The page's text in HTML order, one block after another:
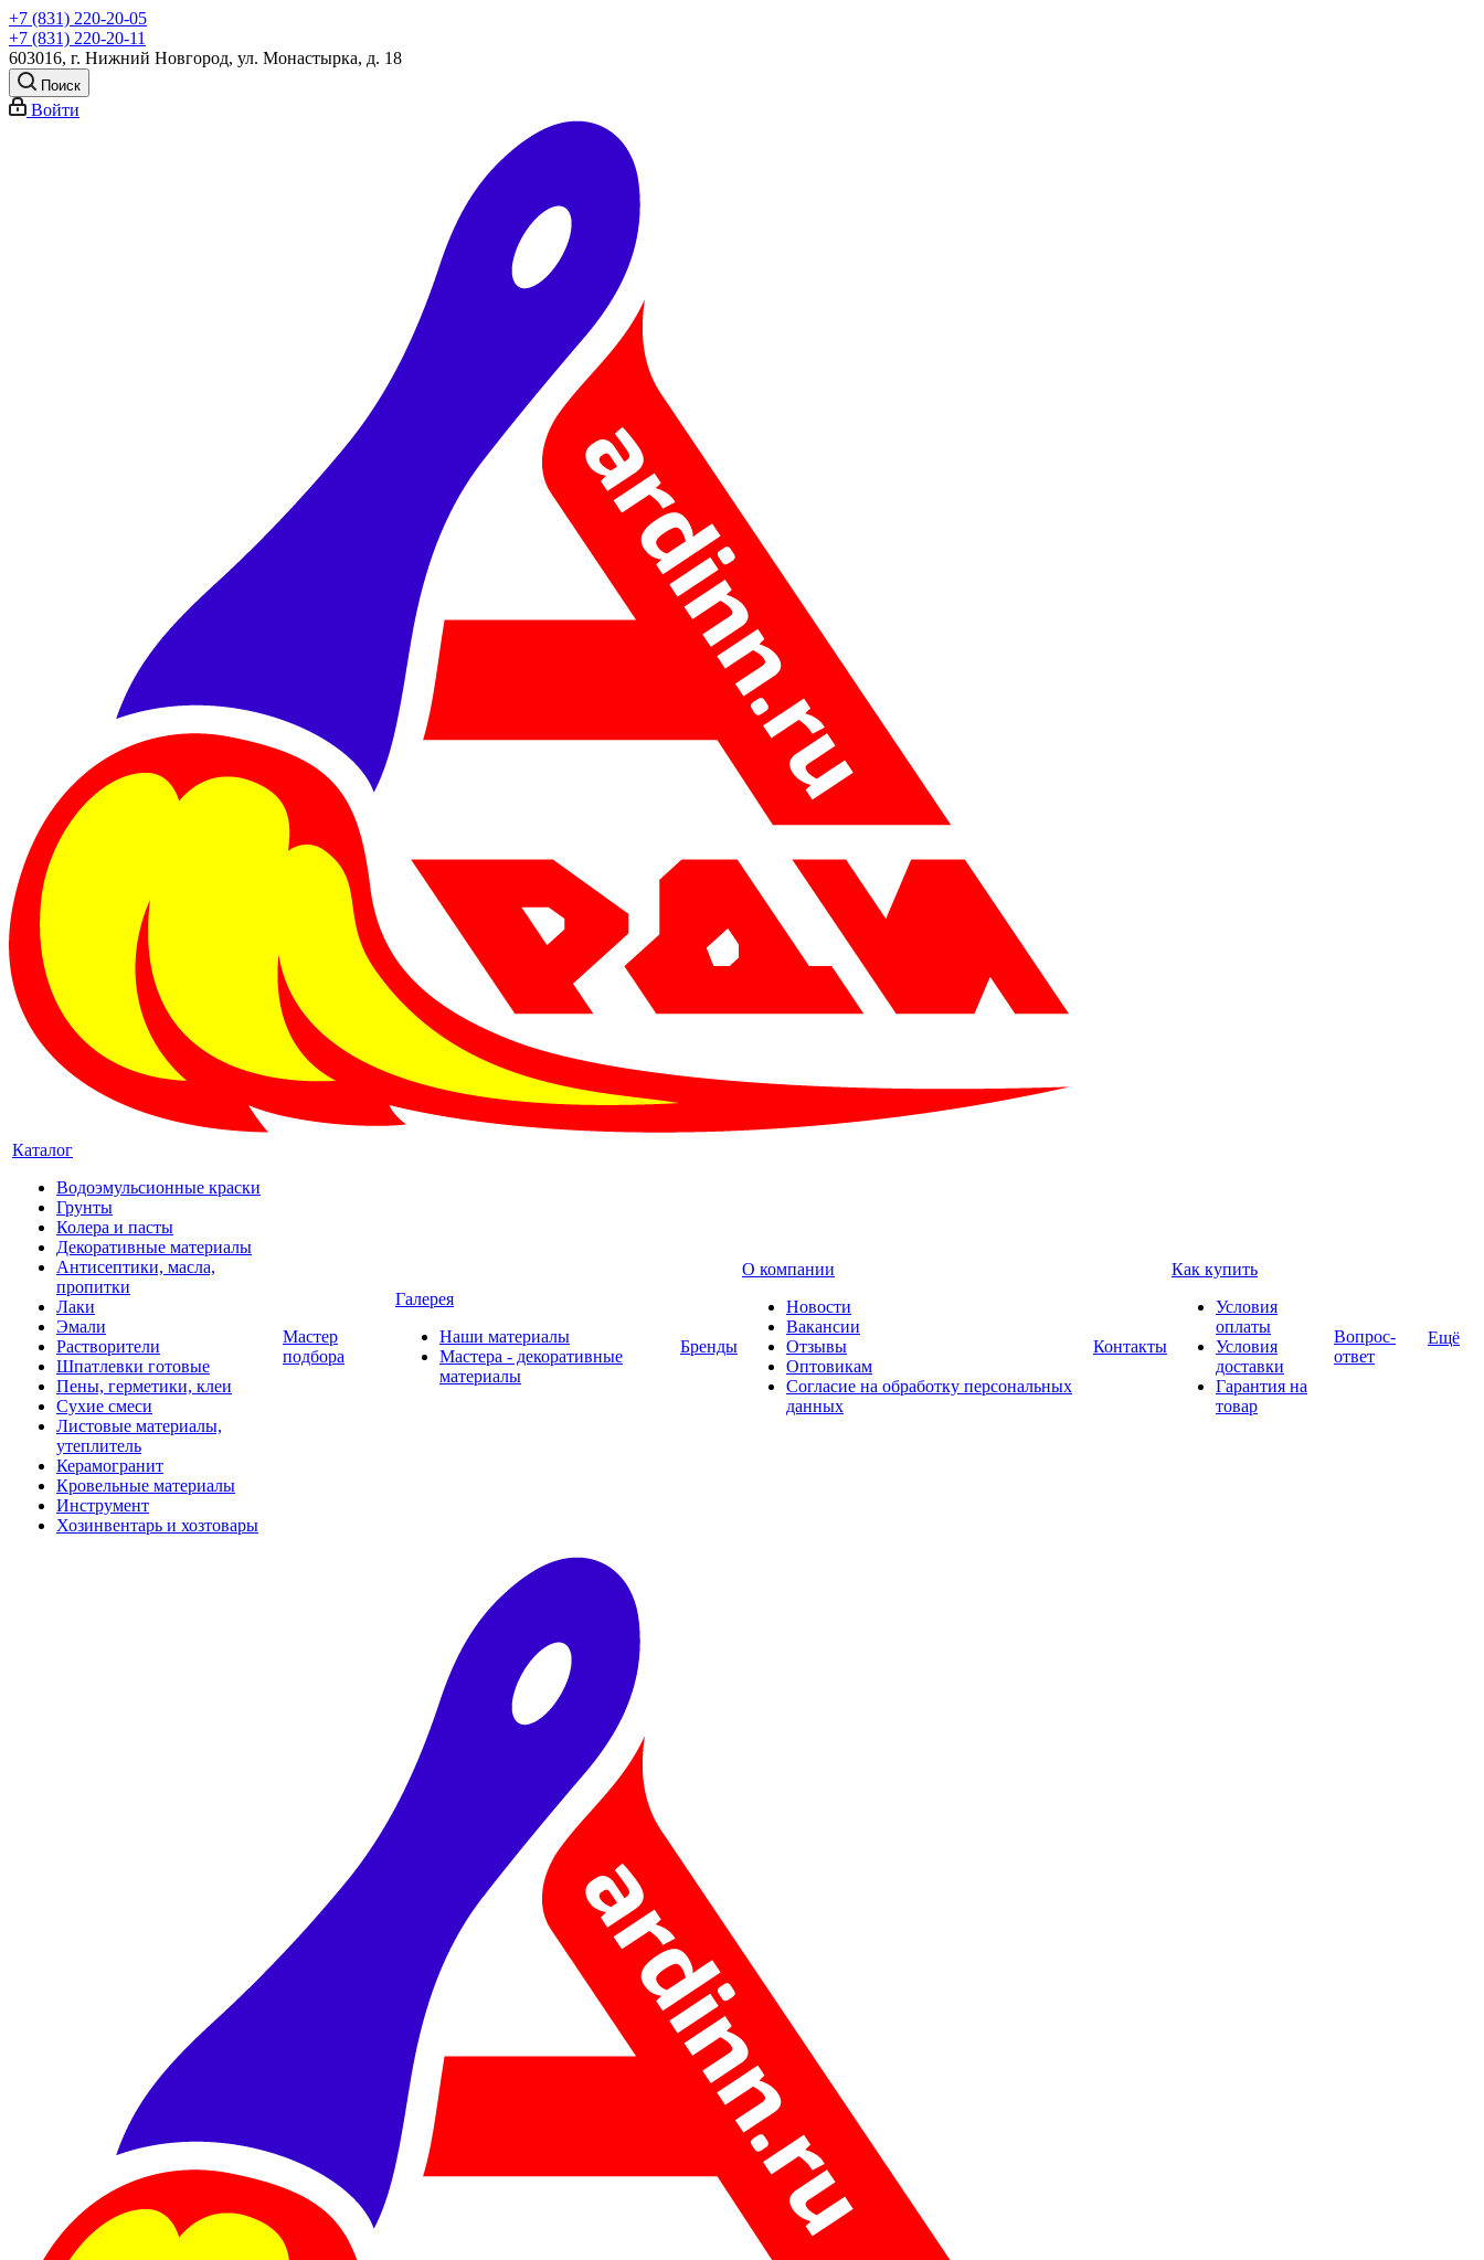
+7 (831) 220-20-05
+7 (831) 220-20-11
603016, г. Нижний Новгород, ул. Монастырка, д. 18
Поиск
Войти
Каталог
Водоэмульсионные краски
Грунты
Колера и пасты
Декоративные материалы
Антисептики, масла,
пропитки
Лаки
Эмали
Растворители
Шпатлевки готовые
Пены, герметики, клеи
Сухие смеси
Листовые материалы,
утеплитель
Керамогранит
Кровельные материалы
Инструмент
Хозинвентарь и хозтовары
Мастер
подбора
Галерея
Наши материалы
Мастера - декоративные
материалы
Бренды
О компании
Новости
Вакансии
Отзывы
Оптовикам
Cогласие на обработку персональных
данных
Контакты
Как купить
Условия
оплаты
Условия
доставки
Гарантия на
товар
Вопрос-
ответ
Ещё